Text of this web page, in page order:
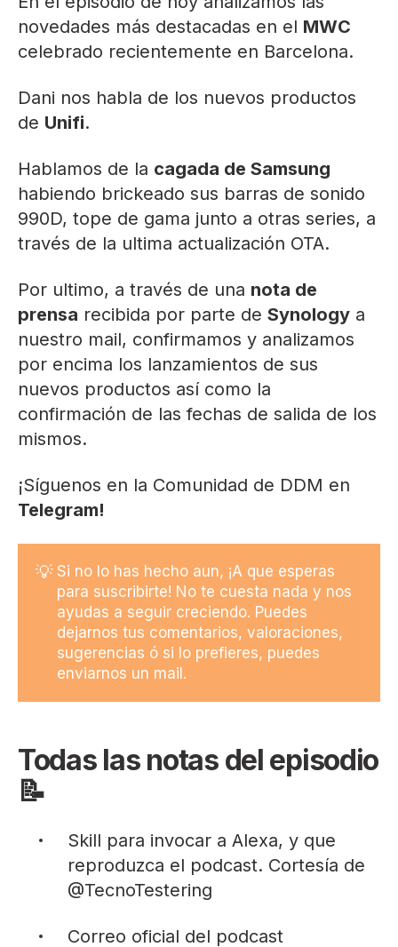
novedades más destacadas en el MWC
celebrado recientemente en Barcelona.
Dani nos habla de los nuevos productos
de Unifi.
Hablamos de la cagada de Samsung
habiendo brickeado sus barras de sonido
990D, tope de gama junto a otras series, a
través de la ultima actualización OTA.
Por ultimo, a través de una nota de
prensa recibida por parte de Synology a
nuestro mail, confirmamos y analizamos
por encima los lanzamientos de sus
nuevos productos así como la
confirmación de las fechas de salida de los
mismos.
¡Síguenos en la Comunidad de DDM en
Telegram!
💡 Si no lo has hecho aun, ¡A que esperas
para suscribirte! No te cuesta nada y nos
ayudas a seguir creciendo. Puedes
dejarnos tus comentarios, valoraciones,
sugerencias ó si lo prefieres, puedes
enviarnos un mail.
Todas las notas del episodio
📝
Skill para invocar a Alexa, y que
reproduzca el podcast. Cortesía de
@TecnoTestering
Correo oficial del podcast